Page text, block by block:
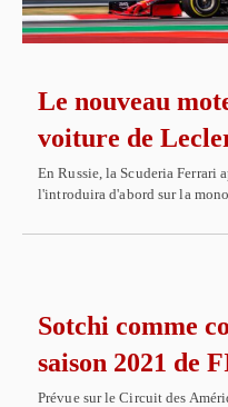
Le nouveau
voiture de
En Russie, la Scuderia Ferrari
l'introduira d'abord sur la
Sotchi comme
saison 2021 de
Prévue sur le Circuit des